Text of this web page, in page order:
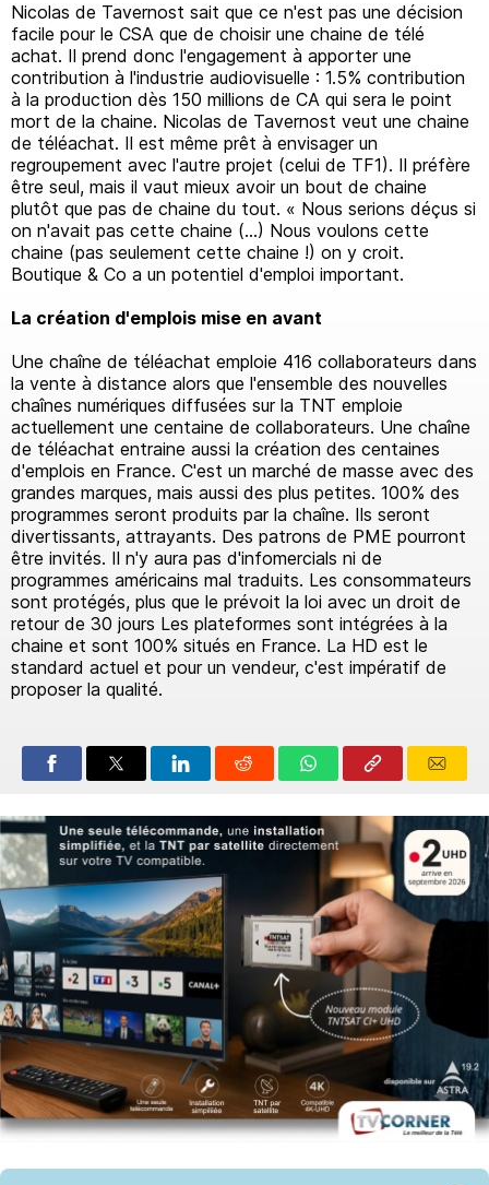
Nicolas de Tavernost sait que ce n'est pas une décision
facile pour le CSA que de choisir une chaine de télé
achat. Il prend donc l'engagement à apporter une
contribution à l'industrie audiovisuelle : 1.5% contribution
à la production dès 150 millions de CA qui sera le point
mort de la chaine. Nicolas de Tavernost veut une chaine
de téléachat. Il est même prêt à envisager un
regroupement avec l'autre projet (celui de TF1). Il préfère
être seul, mais il vaut mieux avoir un bout de chaine
plutôt que pas de chaine du tout. « Nous serions déçus si
on n'avait pas cette chaine (...) Nous voulons cette
chaine (pas seulement cette chaine !) on y croit.
Boutique & Co a un potentiel d'emploi important.
La création d'emplois mise en avant
Une chaîne de téléachat emploie 416 collaborateurs dans
la vente à distance alors que l'ensemble des nouvelles
chaînes numériques diffusées sur la TNT emploie
actuellement une centaine de collaborateurs. Une chaîne
de téléachat entraine aussi la création des centaines
d'emplois en France. C'est un marché de masse avec des
grandes marques, mais aussi des plus petites. 100% des
programmes seront produits par la chaîne. Ils seront
divertissants, attrayants. Des patrons de PME pourront
être invités. Il n'y aura pas d'infomercials ni de
programmes américains mal traduits. Les consommateurs
sont protégés, plus que le prévoit la loi avec un droit de
retour de 30 jours Les plateformes sont intégrées à la
chaine et sont 100% situés en France. La HD est le
standard actuel et pour un vendeur, c'est impératif de
proposer la qualité.